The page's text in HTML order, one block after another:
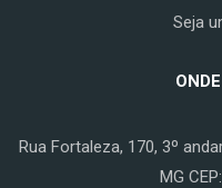
Seja
Rua Fortaleza, 170, 3º
MG